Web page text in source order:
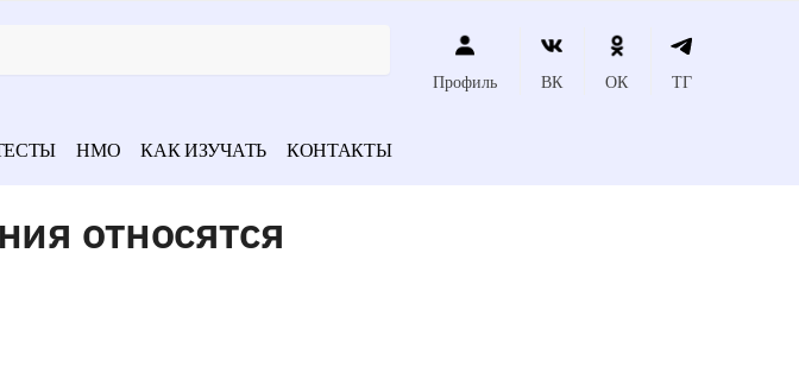
Профиль ВК ОК ТГ
НМО КАК ИЗУЧАТЬ КОНТАКТЫ
относятся